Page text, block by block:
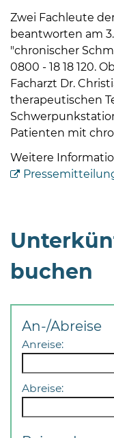
Uhr
Do
08
Uhr
und
sowie
außerhalb
Öffnungszeiten
Vereinbarung.
Zwei Fachleute
beantworten am
"chronischer
0800 - 18 18 120.
Facharzt Dr.
therapeutischen
Patienten mit
Weitere
buchen
An-/Abreise
Anreise:
Abreise: